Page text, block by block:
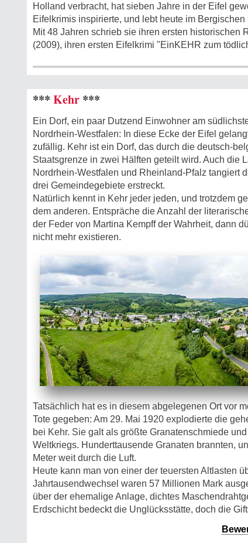
Holland verbracht, hat sieben Jahre in der Eifel
Eifelkrimis inspirierte, und lebt heute im Bergischen
Mit 48 Jahren schrieb sie ihren ersten historischen
(2009), ihren ersten Eifelkrimi "EinKEHR zum
*** Kehr ***
Ein Dorf, ein paar Dutzend Einwohner am
Nordrhein-Westfalen: In diese Ecke der Eifel
zufällig. Kehr ist ein Dorf, das durch die deutsch-
Staatsgrenze in zwei Hälften geteilt wird. Auch die
Nordrhein-Westfalen und Rheinland-Pfalz tangiert
drei Gemeindegebiete erstreckt.
Natürlich kennt in Kehr jeder jeden, und trotzdem
dem anderen. Entspräche die Anzahl der
der Feder von Martina Kempff der Wahrheit, dann
nicht mehr existieren.
Tatsächlich hat es in diesem abgelegenen Ort vor
Tote gegeben: Am 29. Mai 1920 explodierte die
bei Kehr. Sie galt als größte Granatenschmiede
Weltkriegs. Hunderttausende Granaten brannten,
Meter weit durch die Luft.
Heute kann man von einer der teuersten Altlasten
Jahrtausendwechsel waren 57 Millionen Mark
über der ehemalige Anlage, dichtes
Erdschicht bedeckt die Unglücksstätte, doch die